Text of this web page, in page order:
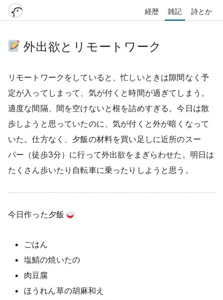
経歴 雑記 詩とか
外出欲とリモートワーク
リモートワークをしていると、忙しいときは隙間なく予
定が入ってしまって、気が付くと時間が過ぎてしまう。
適度な間隔、間を空けないと根を詰めすぎる。今日は散
歩しようと思っていたのに、気が付くと外が暗くなって
いた。仕方なく、夕飯の材料を買い足しに近所のスー
パー（徒歩3分）に行って外出欲をまぎらわせた。明日は
たくさん歩いたり自転車に乗ったりしようと思う。
今日作った夕飯
ごはん
塩鯖の焼いたの
肉豆腐
ほうれん草の胡麻和え